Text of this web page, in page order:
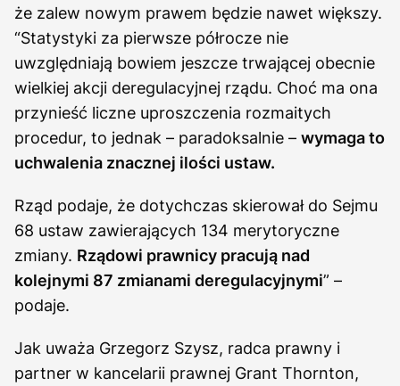
że zalew nowym prawem będzie nawet większy.
“Statystyki za pierwsze półrocze nie
uwzględniają bowiem jeszcze trwającej obecnie
wielkiej akcji deregulacyjnej rządu. Choć ma ona
przynieść liczne uproszczenia rozmaitych
procedur, to jednak – paradoksalnie – wymaga to
uchwalenia znacznej ilości ustaw.
Rząd podaje, że dotychczas skierował do Sejmu
68 ustaw zawierających 134 merytoryczne
zmiany. Rządowi prawnicy pracują nad
kolejnymi 87 zmianami deregulacyjnymi” –
podaje.
Jak uważa Grzegorz Szysz, radca prawny i
partner w kancelarii prawnej Grant Thornton,